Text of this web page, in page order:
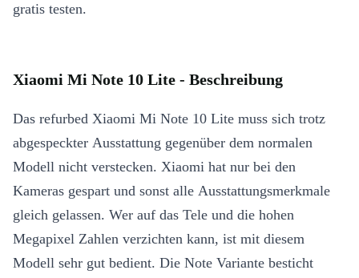
gratis testen.
Xiaomi Mi Note 10 Lite - Beschreibung
Das refurbed Xiaomi Mi Note 10 Lite muss sich trotz
abgespeckter Ausstattung gegenüber dem normalen
Modell nicht verstecken. Xiaomi hat nur bei den
Kameras gespart und sonst alle Ausstattungsmerkmale
gleich gelassen. Wer auf das Tele und die hohen
Megapixel Zahlen verzichten kann, ist mit diesem
Modell sehr gut bedient. Die Note Variante besticht